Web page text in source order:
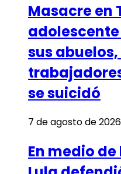
Masacre en
adolescente
sus
se suicidó
7 de agosto de 2026
En medio